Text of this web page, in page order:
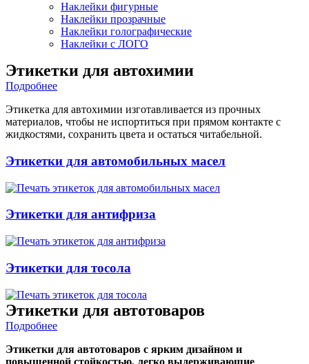
Наклейки фигурные
Наклейки прозрачные
Наклейки голографические
Наклейки с ЛОГО
Этикетки для автохимии
Подробнее
Этикетка для автохимии изготавливается из прочных
материалов, чтобы не испортиться при прямом контакте с
жидкостями, сохранить цвета и остаться читабельной.
Этикетки для автомобильных масел
Этикетки для антифриза
Этикетки для тосола
Этикетки для автотоваров
Подробнее
Этикетки для автотоваров с ярким дизайном и
повышенной стойкостью, легко выдерживающие